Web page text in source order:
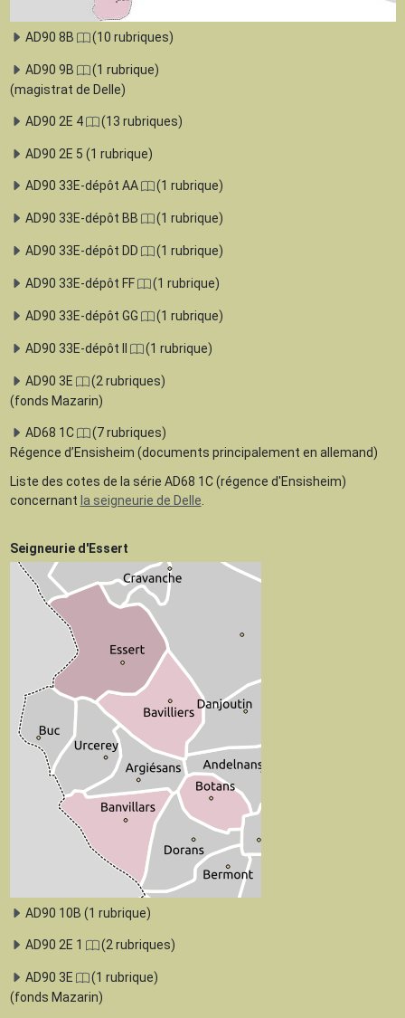
AD90 8B (10 rubriques)
AD90 9B
(1 rubrique)
(magistrat de Delle)
AD90 2E 4 (13 rubriques)
AD90 2E 5 (1 rubrique)
AD90 33E-dépôt AA (1 rubrique)
AD90 33E-dépôt BB (1 rubrique)
AD90 33E-dépôt DD (1 rubrique)
AD90 33E-dépôt FF (1 rubrique)
AD90 33E-dépôt GG (1 rubrique)
AD90 33E-dépôt II (1 rubrique)
AD90 3E
(2 rubriques)
(fonds Mazarin)
AD68 1C
(7 rubriques)
Régence d’Ensisheim (documents principalement en allemand)
Liste des cotes de la série AD68 1C (régence d'Ensisheim)
concernant la seigneurie de Delle.
Seigneurie d'Essert
AD90 10B (1 rubrique)
AD90 2E 1 (2 rubriques)
AD90 3E
(1 rubrique)
(fonds Mazarin)